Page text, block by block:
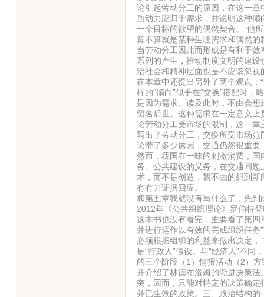
论引起劳动分工的原因，在这一章
质动力应归于需求，并说明这种
一个目标的欲望的偶然契合。”他
算不算就是某种生理需求和偶然的
当劳动分工因此而形成是有利于
系列的产生，推动制度文明的建
治社会和精神层面也是不应该忽视
在本章中还提出另外了两个观点：
样的“倾向”似乎在“交换”搭配时
是因为需求。读及此时，不由会
留名后世。这种需求在一定意义上
论劳动分工受市场的限制，这一
写出了劳动分工，交换所受市场
论带了多少诱因，交通仍然很重
然而，我国在一味的刺激消费，
务、公共建设的义务，在交通问
术，而不是创造，我不由的想到新
有有力证据回应。
和第五章我就没有写什么了，先到
2012年《公共组织理论》罗伯特
这本书也没有看完，主要看了第
并进行运作以有效的完成组织任
必须根据组织的利益来做出决定
是“行政人”假设。与“经济人”不同
的三个阶段（1）情报活动（2）
并介绍了林德布洛姆的渐进决策
突，因而，只能对特定的决策确
并已生效的政策。三、政治结构的